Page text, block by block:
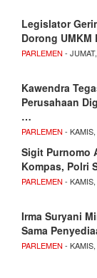
Legislator
Dorong
PARLEMEN -
Kawendra
Perusahaan
…
PARLEMEN -
Sigit Purnomo
Kompas, Polri
PARLEMEN -
Irma Suryani
Sama
PARLEMEN -